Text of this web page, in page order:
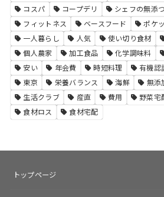
コスパ
コープデリ シェフの無添
フィットネス
ベースフード ポケ
一人暮らし
人気 使い切り食材
個人農家
加工食品 化学調味料
安い
年会費 時短料理 有機認
東京
栄養バランス 海鮮 無添
生活クラブ
産直 費用 野菜宅
食材ロス
食材宅配
トップページ